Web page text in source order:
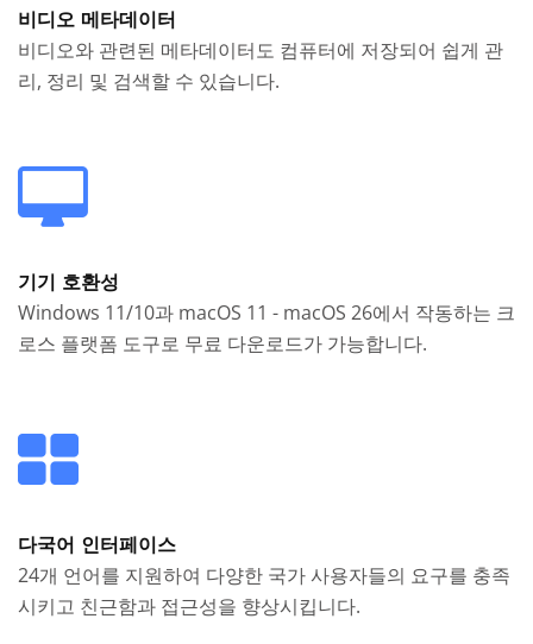
비디오 메타데이터
비디오와 관련된 메타데이터도 컴퓨터에 저장되어 쉽게 관
리, 정리 및 검색할 수 있습니다.
기기 호환성
Windows 11/10과 macOS 11 - macOS 26에서 작동하는 크
로스 플랫폼 도구로 무료 다운로드가 가능합니다.
다국어 인터페이스
24개 언어를 지원하여 다양한 국가 사용자들의 요구를 충족
시키고 친근함과 접근성을 향상시킵니다.